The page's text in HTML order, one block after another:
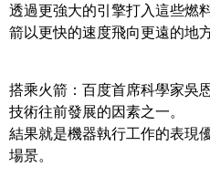
透過更強大的引擎打入這些燃
箭以更快的速度飛向更遠的地方
搭乘火箭：百度首席科學家吳
技術往前發展的因素之一。
結果就是機器執行工作的表現
場景。